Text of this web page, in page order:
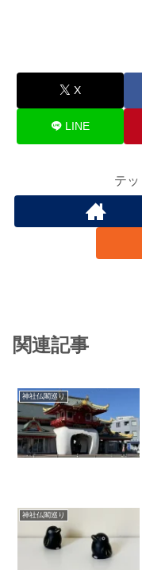
X
LINE
テ
関連記事
神社仏閣巡り
神社仏閣巡り